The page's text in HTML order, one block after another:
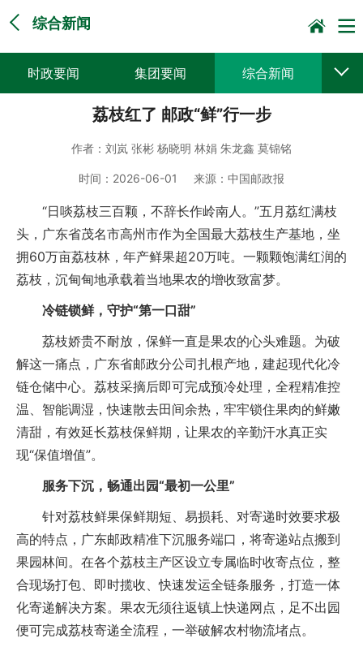
综合新闻
时政要闻 集团要闻 综合新闻
党建动态 普遍服务
科技创新 企业文化 一线风采
荔枝红了 邮政“鲜”行一步
作者： 刘岚 张彬 杨晓明 林娟 朱龙鑫 莫锦铭
时间： 2026-06-01 来源： 中国邮政报
“日啖荔枝三百颗，不辞长作岭南人。”五月荔红满枝
头，广东省茂名市高州市作为全国最大荔枝生产基地，坐
拥60万亩荔枝林，年产鲜果超20万吨。一颗颗饱满红润的
荔枝，沉甸甸地承载着当地果农的增收致富梦。
冷链锁鲜，守护“第一口甜”
荔枝娇贵不耐放，保鲜一直是果农的心头难题。为破
解这一痛点，广东省邮政分公司扎根产地，建起现代化冷
链仓储中心。荔枝采摘后即可完成预冷处理，全程精准控
温、智能调湿，快速散去田间余热，牢牢锁住果肉的鲜嫩
清甜，有效延长荔枝保鲜期，让果农的辛勤汗水真正实
现“保值增值”。
服务下沉，畅通出园“最初一公里”
针对荔枝鲜果保鲜期短、易损耗、对寄递时效要求极
高的特点，广东邮政精准下沉服务端口，将寄递站点搬到
果园林间。在各个荔枝主产区设立专属临时收寄点位，整
合现场打包、即时揽收、快速发运全链条服务，打造一体
化寄递解决方案。果农无须往返镇上快递网点，足不出园
便可完成荔枝寄递全流程，一举破解农村物流堵点。